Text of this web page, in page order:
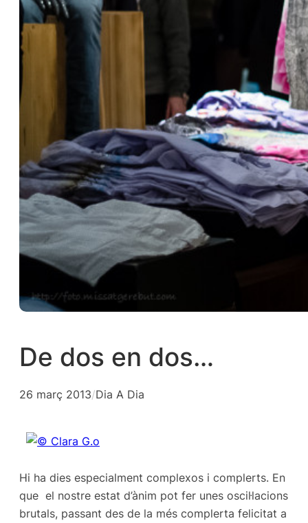
De dos en dos…
26 març 2013/Dia A Dia
Hi ha dies especialment complexos i complerts. En
que el nostre estat d’ànim pot fer unes oscil·lacions
brutals, passant des de la més complerta felicitat a